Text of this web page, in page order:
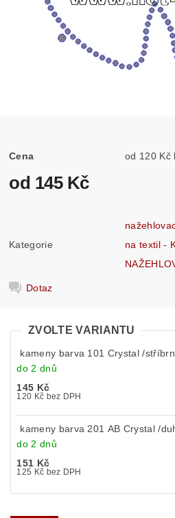
Cena
od 145 Kč
Kategorie
na textil -
Dotaz
ZVOLTE VARIANTU
kameny barva 101 Crystal /
do 2 dnů
145 Kč
120 Kč bez DPH
kameny barva 201 AB Crystal /
do 2 dnů
151 Kč
125 Kč bez DPH